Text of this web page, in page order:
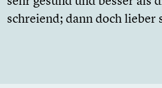
schreiend; dann doch lieber